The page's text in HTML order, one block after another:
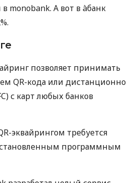
monobank. А вот в àбанк
позволяет принимать
QR-кода или дистанционно
с карт любых банков
эквайрингом требуется
программным